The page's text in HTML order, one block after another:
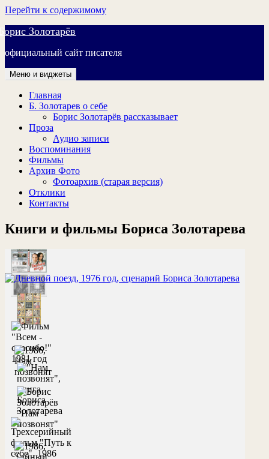
Перейти к содержимому
Золотарёв
официальный сайт писателя
Меню и виджеты
Главная
Б. Золотарев о себе
Борис Золотарёв рассказывает
Проза
Аудио записи
Воспоминания
Фильмы
Архив Фото
Фотоархив (старая версия)
Отклики
Контакты
Книги и фильмы Бориса Золотарева